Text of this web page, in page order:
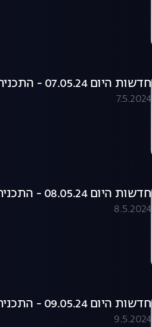
חדשות היום 07.05.24 - התכנית המלאה
7.5.2024
חדשות היום 08.05.24 - התכנית המלאה
8.5.2024
חדשות היום 09.05.24 - התכנית המלאה
9.5.2024